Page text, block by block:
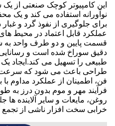
این کامپیوتر کوچک صنعتی از
نوآورانه استفاده می کند و یک
برای جلوگیری از نفوذ گرد و غبار
عملکرد قابل اعتماد در محیط
قسمت پایین و دو طرف واحد به
دقیق سوراخ شده است و
طبیعی را تسهیل می کند.ایجاد یک
فن، اطمینان از عملکرد مداوم با
فرآیند مهر و موم بدون درز به
روغن، مایعات و سایر آلاینده ها
خرابی سخت افزار ناشی از تجمع